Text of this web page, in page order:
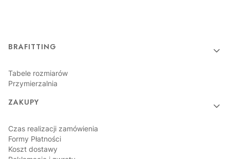
Linki w stopce
BRAFITTING
Tabele rozmiarów
Przymierzalnia
ZAKUPY
Czas realizacji zamówienia
Formy Płatności
Koszt dostawy